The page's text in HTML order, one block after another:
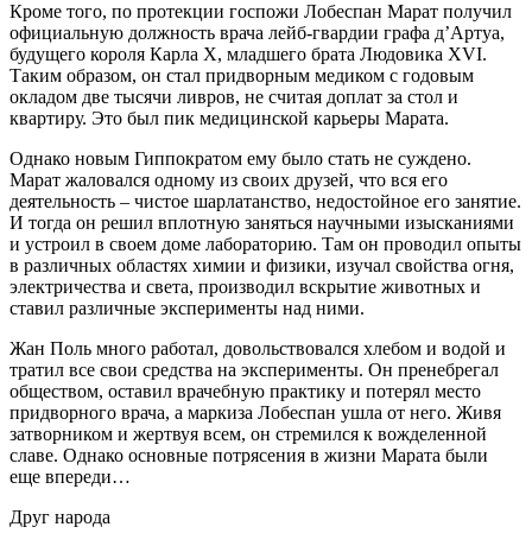
Кроме того, по протекции госпожи Лобеспан Марат получил
официальную должность врача лейб-гвардии графа д’Артуа,
будущего короля Карла X, младшего брата Людовика XVI.
Таким образом, он стал придворным медиком с годовым
окладом две тысячи ливров, не считая доплат за стол и
квартиру. Это был пик медицинской карьеры Марата.
Однако новым Гиппократом ему было стать не суждено.
Марат жаловался одному из своих друзей, что вся его
деятельность – чистое шарлатанство, недостойное его занятие.
И тогда он решил вплотную заняться научными изысканиями
и устроил в своем доме лабораторию. Там он проводил опыты
в различных областях химии и физики, изучал свойства огня,
электричества и света, производил вскрытие животных и
ставил различные эксперименты над ними.
Жан Поль много работал, довольствовался хлебом и водой и
тратил все свои средства на эксперименты. Он пренебрегал
обществом, оставил врачебную практику и потерял место
придворного врача, а маркиза Лобеспан ушла от него. Живя
затворником и жертвуя всем, он стремился к вожделенной
славе. Однако основные потрясения в жизни Марата были
еще впереди…
Друг народа